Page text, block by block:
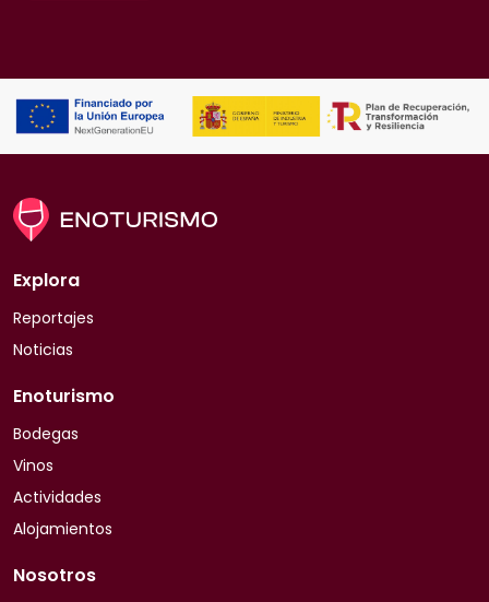
Explora
Reportajes
Noticias
Enoturismo
Bodegas
Vinos
Actividades
Alojamientos
Nosotros